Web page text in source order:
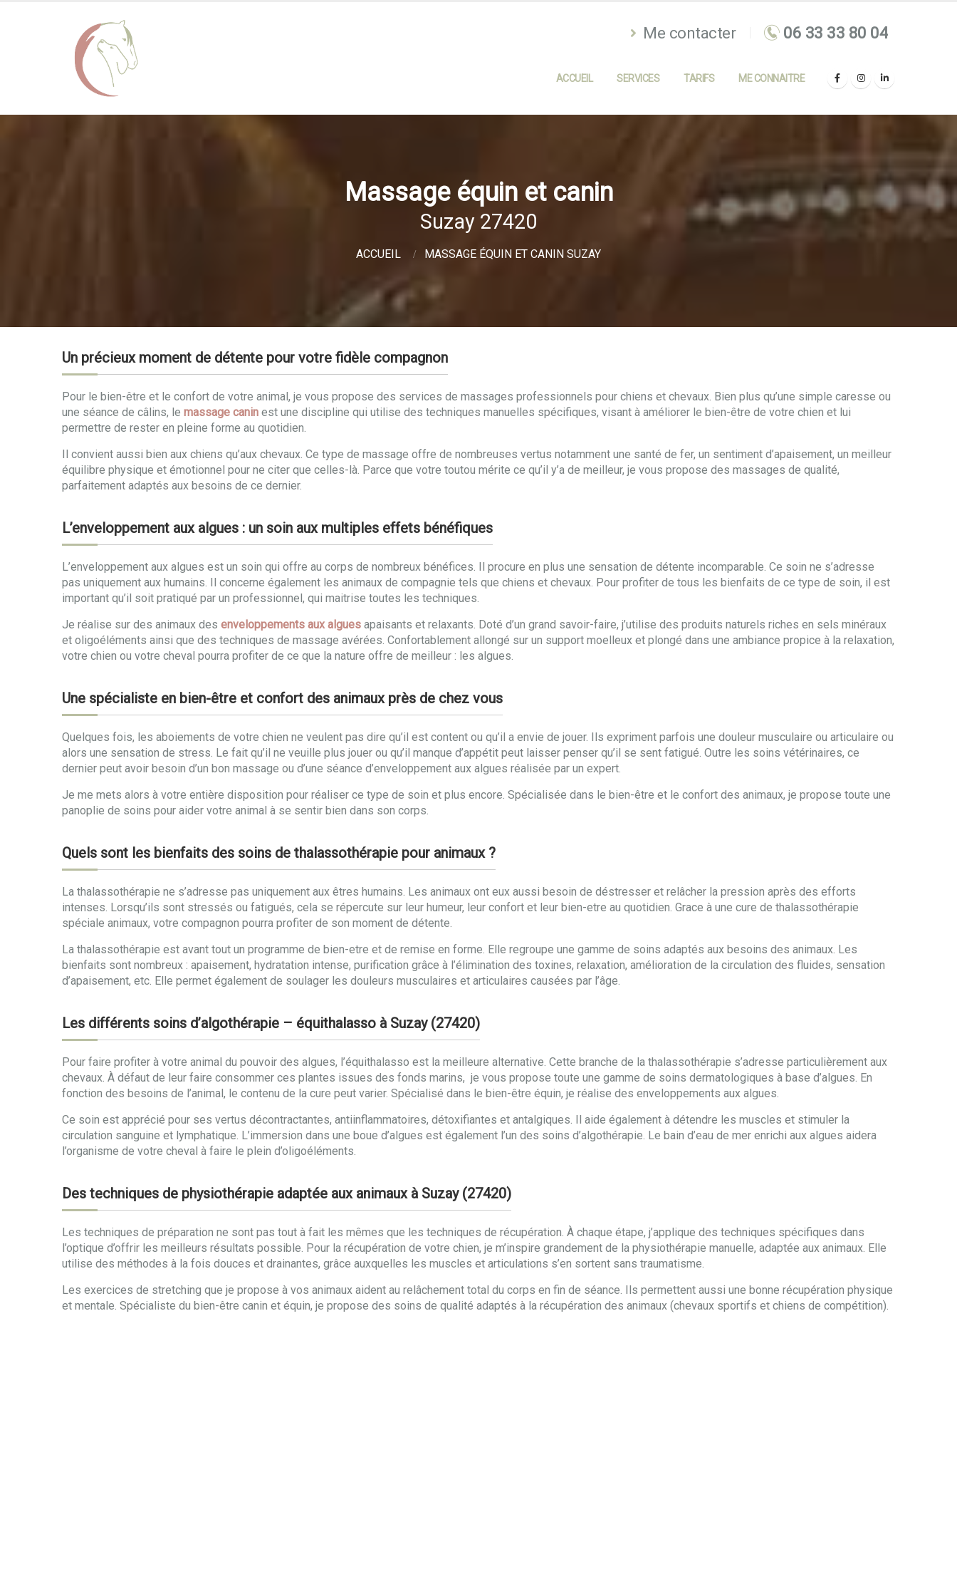
Me contacter
ACCUEIL SERVICES TARIFS ME CONNAITRE
Massage équin et canin
Suzay 27420
ACCUEIL MASSAGE ÉQUIN ET CANIN SUZAY
Un précieux moment de détente pour votre fidèle compagnon
Pour le bien-être et le confort de votre animal, je vous propose des services de massages professionnels pour chiens et chevaux. Bien plus qu’une simple caresse ou
une séance de câlins, le massage canin est une discipline qui utilise des techniques manuelles spécifiques, visant à améliorer le bien-être de votre chien et lui
permettre de rester en pleine forme au quotidien.
Il convient aussi bien aux chiens qu’aux chevaux. Ce type de massage offre de nombreuses vertus notamment une santé de fer, un sentiment d’apaisement, un meilleur
équilibre physique et émotionnel pour ne citer que celles-là. Parce que votre toutou mérite ce qu’il y’a de meilleur, je vous propose des massages de qualité,
parfaitement adaptés aux besoins de ce dernier.
L’enveloppement aux algues : un soin aux multiples effets bénéfiques
L’enveloppement aux algues est un soin qui offre au corps de nombreux bénéfices. Il procure en plus une sensation de détente incomparable. Ce soin ne s’adresse
pas uniquement aux humains. Il concerne également les animaux de compagnie tels que chiens et chevaux. Pour profiter de tous les bienfaits de ce type de soin, il est
important qu’il soit pratiqué par un professionnel, qui maitrise toutes les techniques.
Je réalise sur des animaux des enveloppements aux algues apaisants et relaxants. Doté d’un grand savoir-faire, j’utilise des produits naturels riches en sels minéraux
et oligoéléments ainsi que des techniques de massage avérées. Confortablement allongé sur un support moelleux et plongé dans une ambiance propice à la relaxation,
votre chien ou votre cheval pourra profiter de ce que la nature offre de meilleur : les algues.
Une spécialiste en bien-être et confort des animaux près de chez vous
Quelques fois, les aboiements de votre chien ne veulent pas dire qu’il est content ou qu’il a envie de jouer. Ils expriment parfois une douleur musculaire ou articulaire ou
alors une sensation de stress. Le fait qu’il ne veuille plus jouer ou qu’il manque d’appétit peut laisser penser qu’il se sent fatigué. Outre les soins vétérinaires, ce
dernier peut avoir besoin d’un bon massage ou d’une séance d’enveloppement aux algues réalisée par un expert.
Je me mets alors à votre entière disposition pour réaliser ce type de soin et plus encore. Spécialisée dans le bien-être et le confort des animaux, je propose toute une
panoplie de soins pour aider votre animal à se sentir bien dans son corps.
Quels sont les bienfaits des soins de thalassothérapie pour animaux ?
La thalassothérapie ne s’adresse pas uniquement aux êtres humains. Les animaux ont eux aussi besoin de déstresser et relâcher la pression après des efforts
intenses. Lorsqu’ils sont stressés ou fatigués, cela se répercute sur leur humeur, leur confort et leur bien-etre au quotidien. Grace à une cure de thalassothérapie
spéciale animaux, votre compagnon pourra profiter de son moment de détente.
La thalassothérapie est avant tout un programme de bien-etre et de remise en forme. Elle regroupe une gamme de soins adaptés aux besoins des animaux. Les
bienfaits sont nombreux : apaisement, hydratation intense, purification grâce à l’élimination des toxines, relaxation, amélioration de la circulation des fluides, sensation
d’apaisement, etc. Elle permet également de soulager les douleurs musculaires et articulaires causées par l’âge.
Les différents soins d’algothérapie – équithalasso à Suzay (27420)
Pour faire profiter à votre animal du pouvoir des algues, l’équithalasso est la meilleure alternative. Cette branche de la thalassothérapie s’adresse particulièrement aux
chevaux. À défaut de leur faire consommer ces plantes issues des fonds marins, je vous propose toute une gamme de soins dermatologiques à base d’algues. En
fonction des besoins de l’animal, le contenu de la cure peut varier. Spécialisé dans le bien-être équin, je réalise des enveloppements aux algues.
Ce soin est apprécié pour ses vertus décontractantes, antiinflammatoires, détoxifiantes et antalgiques. Il aide également à détendre les muscles et stimuler la
circulation sanguine et lymphatique. L’immersion dans une boue d’algues est également l’un des soins d’algothérapie. Le bain d’eau de mer enrichi aux algues aidera
l’organisme de votre cheval à faire le plein d’oligoéléments.
Des techniques de physiothérapie adaptée aux animaux à Suzay (27420)
Les techniques de préparation ne sont pas tout à fait les mêmes que les techniques de récupération. À chaque étape, j’applique des techniques spécifiques dans
l’optique d’offrir les meilleurs résultats possible. Pour la récupération de votre chien, je m’inspire grandement de la physiothérapie manuelle, adaptée aux animaux. Elle
utilise des méthodes à la fois douces et drainantes, grâce auxquelles les muscles et articulations s’en sortent sans traumatisme.
Les exercices de stretching que je propose à vos animaux aident au relâchement total du corps en fin de séance. Ils permettent aussi une bonne récupération physique
et mentale. Spécialiste du bien-être canin et équin, je propose des soins de qualité adaptés à la récupération des animaux (chevaux sportifs et chiens de compétition).